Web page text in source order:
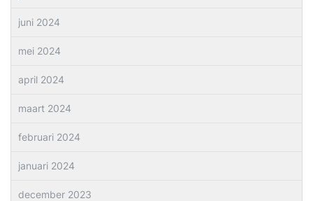
juni 2024
mei 2024
april 2024
maart 2024
februari 2024
januari 2024
december 2023